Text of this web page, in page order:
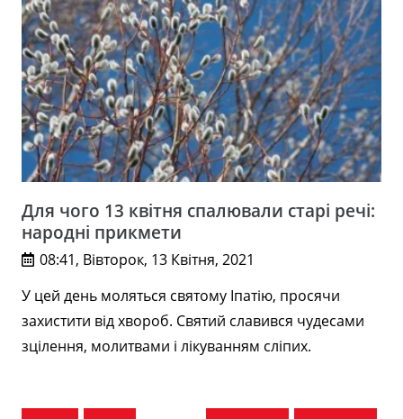
Для чого 13 квітня спалювали старі речі:
народні прикмети
08:41, Вівторок, 13 Квітня, 2021
У цей день моляться святому Іпатію, просячи
захистити від хвороб. Святий славився чудесами
зцілення, молитвами і лікуванням сліпих.